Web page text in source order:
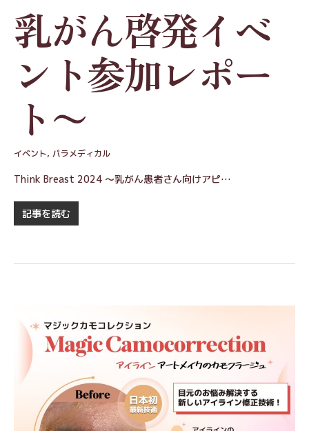
乳がん啓発イベ
ント参加レポー
ト〜
イベント, パラメディカル
Think Breast 2024 ～乳がん患者さん向けアピ…
記事を読む